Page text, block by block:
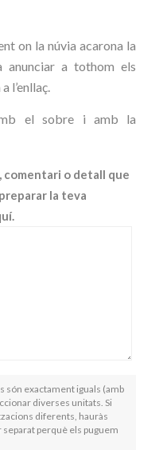
on la núvia acarona la
anunciar a tothom els
l’enllaç.
el sobre i amb la
comentari o detall que
la teva
són exactament iguals (amb
diverses unitats. Si
diferents, hauràs
separat perquè els puguem